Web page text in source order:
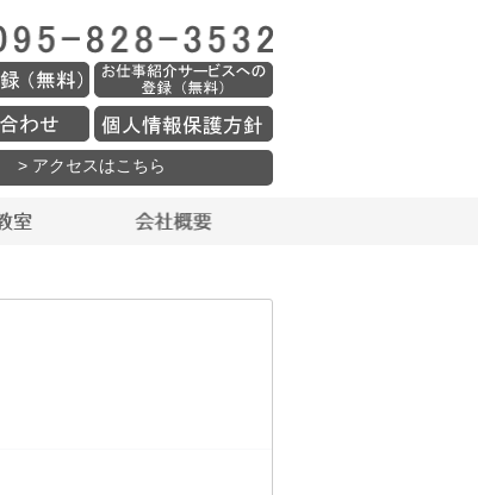
> アクセスはこちら